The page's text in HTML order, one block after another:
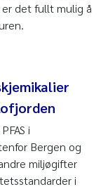
er det fullt mulig å
i
Bergen og
miljøgifter
i